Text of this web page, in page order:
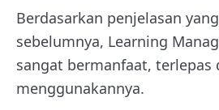
Berdasarkan penjelasan
sebelumnya, Learning
sangat bermanfaat, terlepas
menggunakannya.